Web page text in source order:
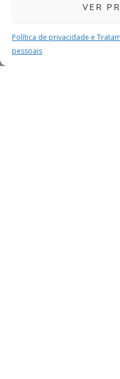
VER
Política de privacidade e
pessoais